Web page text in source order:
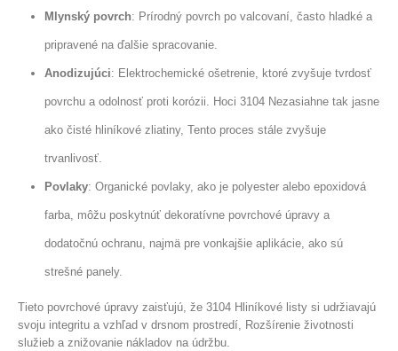
Mlynský povrch: Prírodný povrch po valcovaní, často hladké a
pripravené na ďalšie spracovanie.
Anodizujúci: Elektrochemické ošetrenie, ktoré zvyšuje tvrdosť
povrchu a odolnosť proti korózii. Hoci 3104 Nezasiahne tak jasne
ako čisté hliníkové zliatiny, Tento proces stále zvyšuje
trvanlivosť.
Povlaky: Organické povlaky, ako je polyester alebo epoxidová
farba, môžu poskytnúť dekoratívne povrchové úpravy a
dodatočnú ochranu, najmä pre vonkajšie aplikácie, ako sú
strešné panely.
Tieto povrchové úpravy zaisťujú, že 3104 Hliníkové listy si udržiavajú
svoju integritu a vzhľad v drsnom prostredí, Rozšírenie životnosti
služieb a znižovanie nákladov na údržbu.